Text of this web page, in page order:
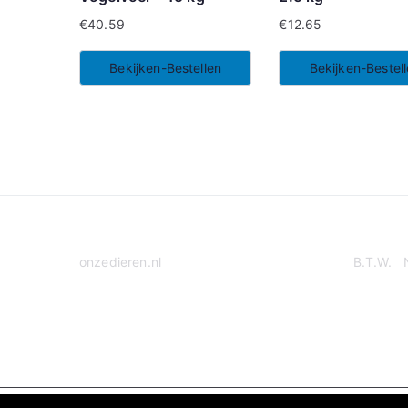
€40.59
Bekijken-Bestellen
€12.65
Bekijken-
onzedieren.nl B.T.W.